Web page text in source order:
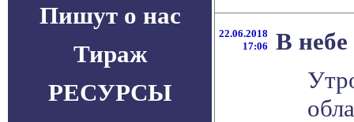
Пишут о нас
Тираж
РЕСУРСЫ
22.06.2018
17:06
В